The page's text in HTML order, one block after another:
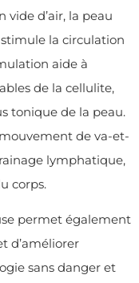
vide d’air, la peau
la circulation
aide à
de la cellulite,
tonique de la peau.
de va-et-
lymphatique,
corps.
permet également
d’améliorer
sans danger et